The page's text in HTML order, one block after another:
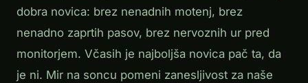
dobra novica: brez nenadnih motenj, brez
nenadno zaprtih pasov, brez nervoznih ur pred
monitorjem. Včasih je najboljša novica pač ta, da
je ni. Mir na soncu pomeni zanesljivost za naše